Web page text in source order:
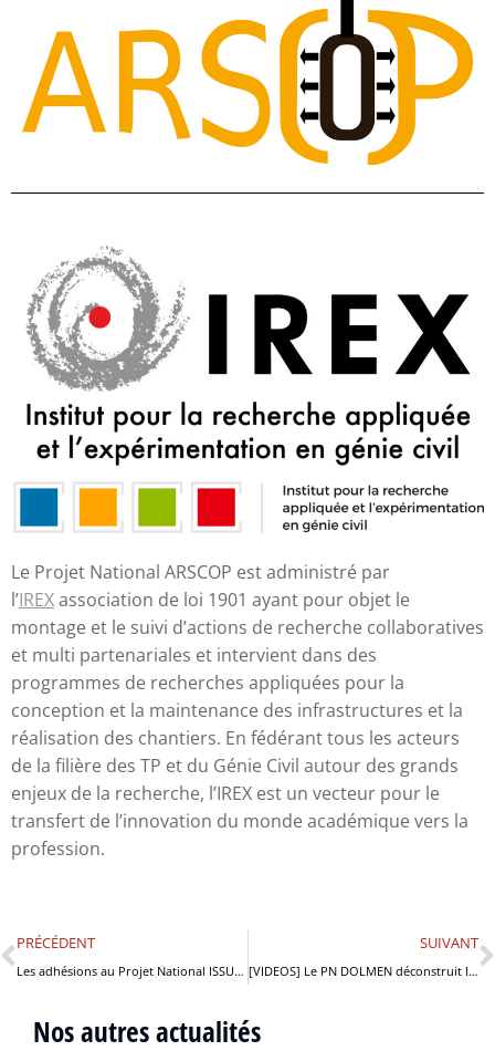
Le Projet National ARSCOP est administré par
l’IREXassociation de loi 1901 ayant pour objet le
montage et le suivi d’actions de recherche collaboratives
et multi partenariales et intervient dans des
programmes de recherches appliquées pour la
conception et la maintenance des infrastructures et la
réalisation des chantiers. En fédérant tous les acteurs
de la filière des TP et du Génie Civil autour des grands
enjeux de la recherche, l’IREX est un vecteur pour le
transfert de l’innovation du monde académique vers la
profession.
PRÉCÉDENT
Les adhésions au Projet National ISSU sont ouvertes !
SUIVANT
[VIDEOS] Le PN DOLMEN déconstruit le pont d’Osserain !
Nos autres actualités